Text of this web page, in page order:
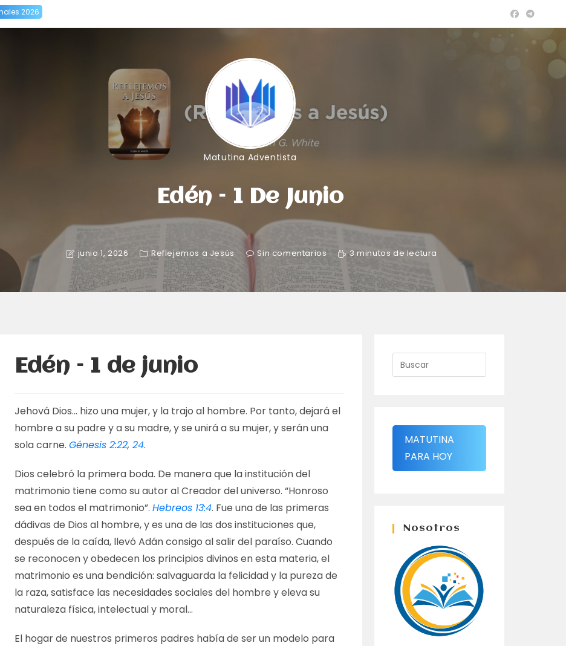
2026
Matutina Adventista
Edén – 1 De Junio
junio 1, 2026 Reflejemos a Jesús Sin comentarios 3 minutos de lectura
Edén – 1 de junio
Jehová Dios… hizo una mujer, y la trajo al hombre. Por tanto, dejará el
hombre a su padre y a su madre, y se unirá a su mujer, y serán una
sola carne.Génesis 2:22,24.
Dios celebró la primera boda. De manera que la institución del
matrimonio tiene como su autor al Creador del universo. “Honroso
sea en todos el matrimonio”.Hebreos 13:4. Fue una de las primeras
dádivas de Dios al hombre, y es una de las dos instituciones que,
después de la caída, llevó Adán consigo al salir del paraíso. Cuando
se reconocen y obedecen los principios divinos en esta materia, el
matrimonio es una bendición: salvaguarda la felicidad y la pureza de
la raza, satisface las necesidades sociales del hombre y eleva su
naturaleza física, intelectual y moral…
El hogar de nuestros primeros padres había de ser un modelo para
MATUTINA
PARA HOY
Nosotros